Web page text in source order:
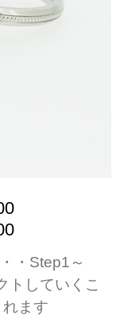
・Step1～
トしていくこ
ます